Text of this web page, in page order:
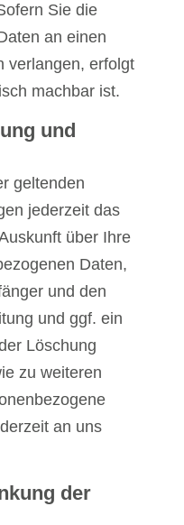
Sie die
an einen
verlangen, erfolgt
machbar ist.
und
geltenden
jederzeit das
über Ihre
Daten,
und den
und ggf. ein
Löschung
zu weiteren
an uns
der